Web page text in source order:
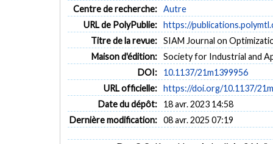
Centre de recherche: Autre
URL de PolyPublie: https://
Titre de la revue: SIAM Journal on
Maison d'édition: Society for Industrial and
DOI:
10.1137/21m1399956
URL officielle: https://doi.org/10.1137/
Date du dépôt:
18 avr. 2023 14:58
Dernière modification: 08 avr. 2025 07:19